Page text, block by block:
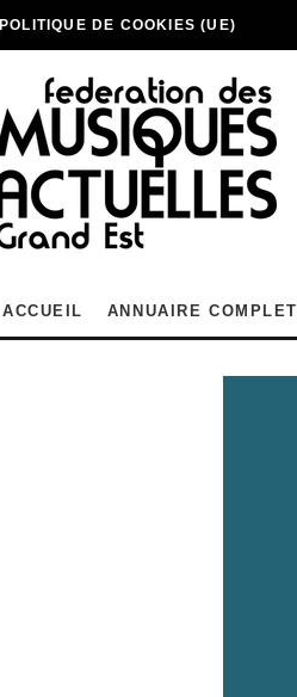
POLITIQUE DE COOKIES (UE)
ACCUEIL ANNUAIRE COMPLET